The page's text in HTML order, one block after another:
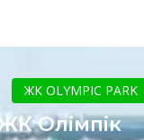
Олімпік
парк
Офісне
ЖК OLYMPIC PARK
Олімпік